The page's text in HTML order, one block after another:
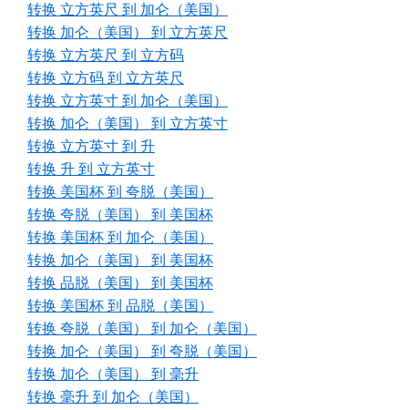
转换 立方英尺 到 加仑（美国）
转换 加仑（美国） 到 立方英尺
转换 立方英尺 到 立方码
转换 立方码 到 立方英尺
转换 立方英寸 到 加仑（美国）
转换 加仑（美国） 到 立方英寸
转换 立方英寸 到 升
转换 升 到 立方英寸
转换 美国杯 到 夸脱（美国）
转换 夸脱（美国） 到 美国杯
转换 美国杯 到 加仑（美国）
转换 加仑（美国） 到 美国杯
转换 品脱（美国） 到 美国杯
转换 美国杯 到 品脱（美国）
转换 夸脱（美国） 到 加仑（美国）
转换 加仑（美国） 到 夸脱（美国）
转换 加仑（美国） 到 毫升
转换 毫升 到 加仑（美国）